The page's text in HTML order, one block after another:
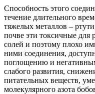
Способность этого
течение длительного
тяжелых металлов –
почве эти токсичные для
солей и поэтому плохо
ними соединения,
поглощению и
слабого развития,
питательных веществ,
молекулярного азота